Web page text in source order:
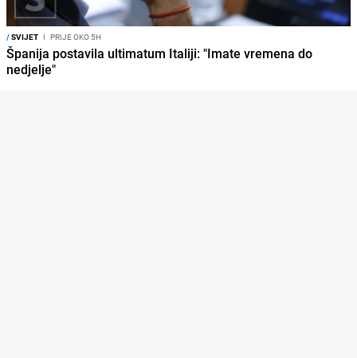
/SVIJET I PRIJE OKO 5H
Španija postavila ultimatum Italiji: "Imate vremena do
nedjelje"